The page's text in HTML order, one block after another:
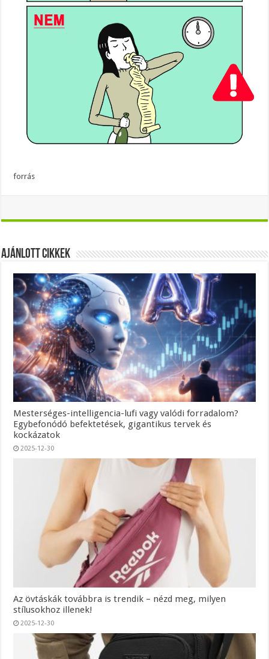
forrás
Ajánlott Cikkek
Mesterséges-intelligencia-lufi vagy valódi forradalom?
Egybefonódó befektetések, gigantikus tervek és
kockázatok
2025-12-30
Az övtáskák továbbra is trendik – nézd meg, milyen
stílusokhoz illenek!
2025-12-30